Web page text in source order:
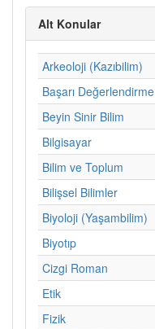
Alt Konular
Arkeoloji (Kazıbilim)
Başarı Değerlendirme
Beyin Sinir Bilim
Bilgisayar
Bilim ve Toplum
Bilişsel Bilimler
Biyoloji (Yaşambilim)
Biyotıp
Cizgi Roman
Etik
Fizik